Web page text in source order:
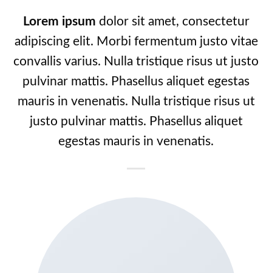
Lorem ipsum dolor sit amet, consectetur
adipiscing elit. Morbi fermentum justo vitae
convallis varius. Nulla tristique risus ut justo
pulvinar mattis. Phasellus aliquet egestas
mauris in venenatis. Nulla tristique risus ut
justo pulvinar mattis. Phasellus aliquet
egestas mauris in venenatis.